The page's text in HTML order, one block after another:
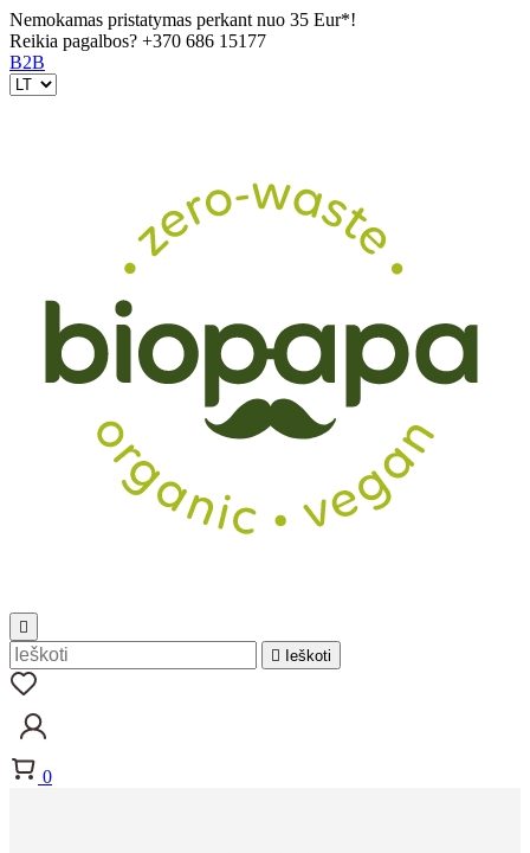
Nemokamas pristatymas perkant nuo 35 Eur*!
Reikia pagalbos? +370 686 15177
B2B


Ieškoti
0